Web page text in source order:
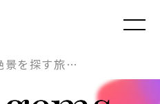
じぶんだけの絶景を探す旅 隠された宝石 奄美群島